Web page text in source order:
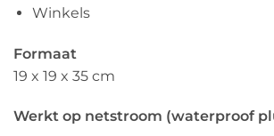
Winkels
Formaat
19 x 19 x 35 cm
Werkt op netstroom (waterproof